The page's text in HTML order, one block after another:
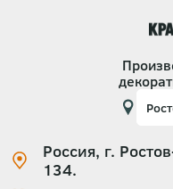
Россия, г.
134.